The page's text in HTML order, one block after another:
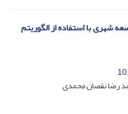
شهری با استفاده از الگوریتم
رضا نقصان محمدی